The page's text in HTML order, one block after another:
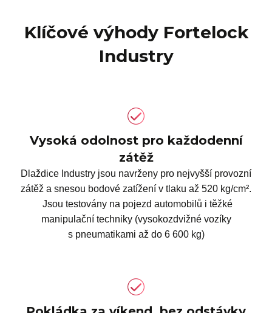
Klíčové výhody Fortelock
Industry
Vysoká odolnost pro každodenní
zátěž
Dlaždice Industry jsou navrženy pro nejvyšší provozní
zátěž a snesou bodové zatížení v tlaku až 520 kg/cm².
Jsou testovány na pojezd automobilů i těžké
manipulační techniky (vysokozdvižné vozíky
s pneumatikami až do 6 600 kg)